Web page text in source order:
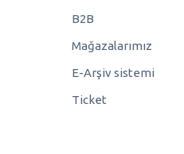
B2B
Mağazalarımız
E-Arşiv sistemi
Ticket